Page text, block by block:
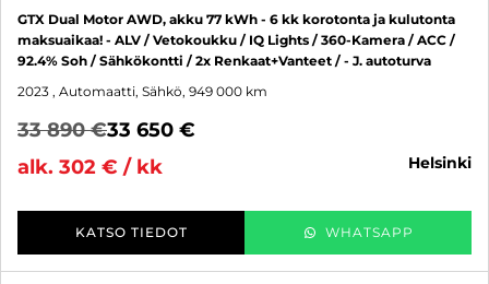
GTX Dual Motor AWD, akku 77 kWh - 6 kk korotonta ja kulutonta
maksuaikaa! - ALV / Vetokoukku / IQ Lights / 360-Kamera / ACC /
92.4% Soh / Sähkökontti / 2x Renkaat+Vanteet / - J. autoturva
2023 , Automaatti, Sähkö, 949 000 km
33 890 €33 650 €
alk. 302 € / kk
helsinki
KATSO TIEDOT WHATSAPP